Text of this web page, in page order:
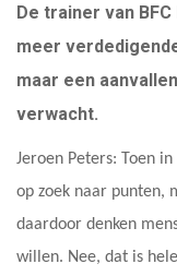
De trainer van
meer
maar een
verwacht.
Jeroen Peters: Toen
op zoek naar punten,
daardoor denken
willen. Nee, dat is